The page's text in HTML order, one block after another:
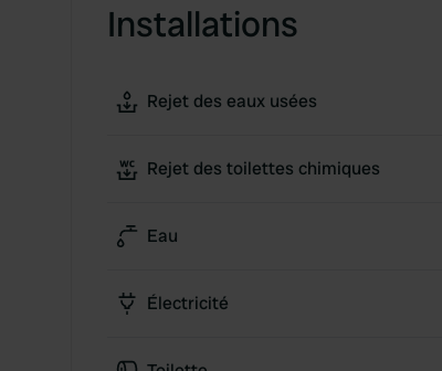
Installations
Rejet des eaux usées
Rejet des toilettes chimiques
Eau
Électricité